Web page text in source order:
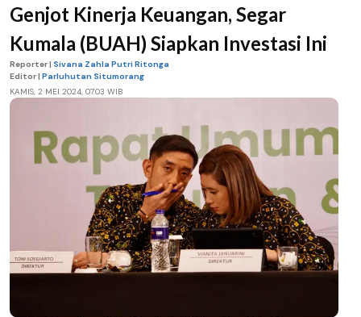
Genjot Kinerja Keuangan, Segar
Kumala (BUAH) Siapkan Investasi Ini
Reporter | Sivana Zahla Putri Ritonga
Editor | Parluhutan Situmorang
KAMIS, 2 MEI 2024, 07.03 WIB